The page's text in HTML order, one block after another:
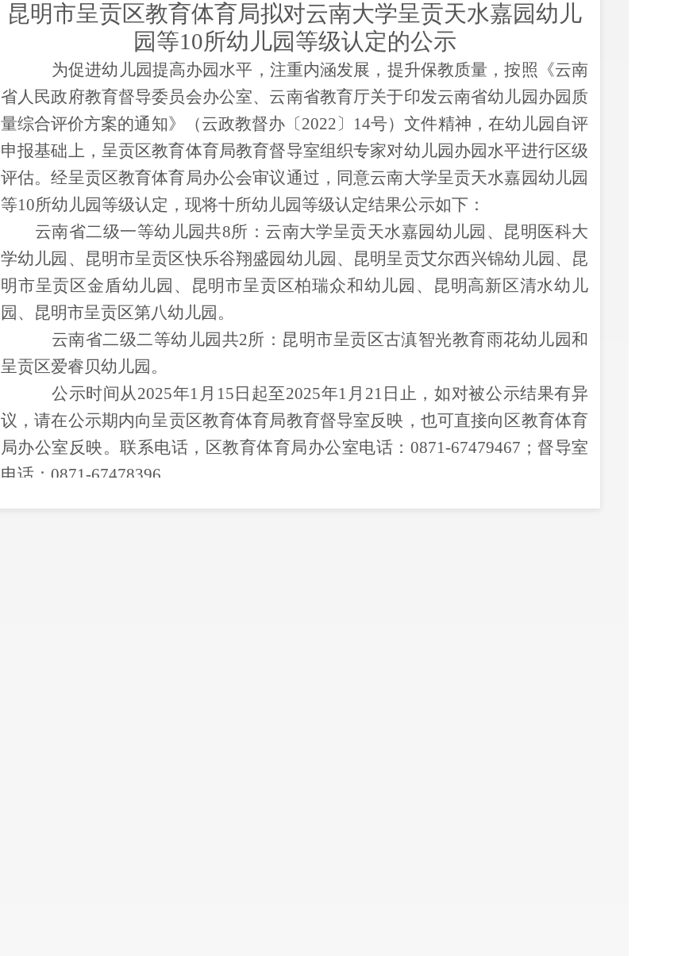
昆明市呈贡区教育体育局拟对云南大学呈贡天水嘉园幼儿
园等10所幼儿园等级认定的公示
为促进幼儿园提高办园水平，注重内涵发展，提升保教质量，按照《云南
省人民政府教育督导委员会办公室、云南省教育厅关于印发云南省幼儿园办园质
量综合评价方案的通知》（云政教督办〔2022〕 14号）文件精神，在幼儿园自评
申报基础上，呈贡区教育体育局教育督导室组织专家对幼儿园 办园水平进行区级
评估。经呈贡区教育体育局办公会审议通过 ， 同意云南大学呈贡天水嘉园幼儿园
等10所幼儿园等级认定，现将十所幼儿园等级认定结果公示如下：
云南省二级一等幼儿园共8所 ： 云南大学呈贡天水嘉园幼儿园 、 昆明医科大
学幼儿园 、 昆明市呈贡区快乐谷翔盛园幼儿园 、 昆明呈贡艾尔西兴锦幼儿园 、 昆
明市呈贡区金盾幼儿园 、 昆明市呈贡区柏瑞众和幼儿园 、 昆明高新区清水幼儿
园、昆明市呈贡区第八幼儿园 。
云南省二级二等幼儿园共2所 ： 昆明市呈贡区古滇智光教育雨花幼儿园和
呈贡区爱睿贝幼儿园。
公示时间从2025年1 月 15 日起至2025年1 月 21 日止，如对被公示结果有异
议 ，请在公示期内向呈贡区教育体育局教育督导室反映，也可直接向区教育体育
局办公室反映。联系电话，区教育体育局办公室电话： 0871-67479467 ；督导室
电话： 0871-67478396。